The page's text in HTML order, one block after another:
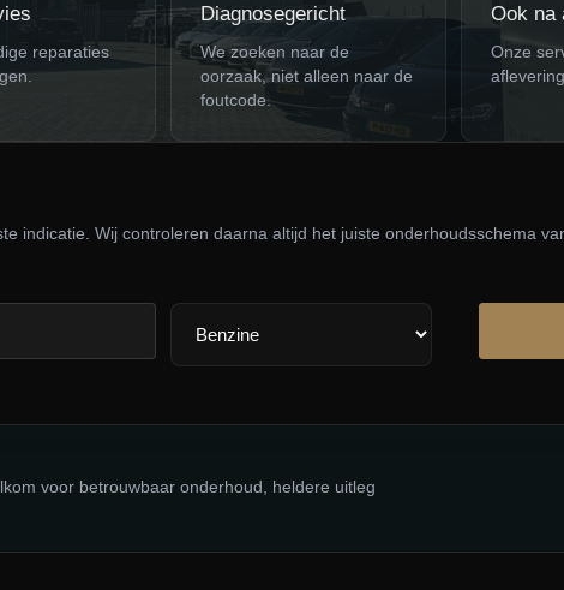
reparaties
Diagnosegericht
We zoeken naar de
oorzaak, niet alleen naar de
foutcode.
Ook na
Onze
aflevering.
indicatie. Wij controleren daarna altijd het juiste onderhoudsschema
voor betrouwbaar onderhoud, heldere uitleg